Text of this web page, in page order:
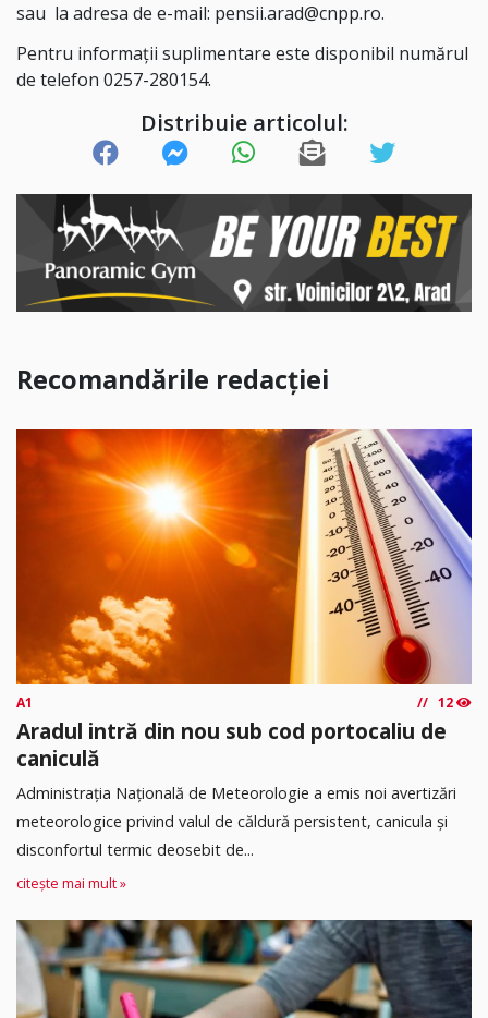
sau la adresa de e-mail: pensii.arad@cnpp.ro.
Pentru informații suplimentare este disponibil numărul
de telefon 0257-280154.
Distribuie articolul:
Recomandările redacției
A1 12
Aradul intră din nou sub cod portocaliu de
caniculă
Administrația Națională de Meteorologie a emis noi avertizări
meteorologice privind valul de căldură persistent, canicula și
disconfortul termic deosebit de...
citește mai mult »